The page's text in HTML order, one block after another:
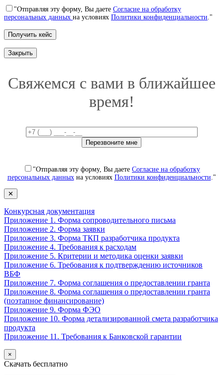
"Отправляя эту форму, Вы даете Согласие на обработку
персональных данных на условиях Политики конфиденциальности."
Закрыть
Свяжемся с вами в ближайшее
время!
"Отправляя эту форму, Вы даете Согласие на обработку
персональных данныхна условиях Политики конфиденциальности."
✕
Конкурсная документация
Приложение 1. Форма сопроводительного письма
Приложение 2. Форма заявки
Приложение 3. Форма ТКП разработчика продукта
Приложение 4. Требования к расходам
Приложение 5. Критерии и методика оценки заявки
Приложение 6. Требования к подтверждению источников
ВБФ
Приложение 7. Форма соглашения о предоставлении гранта
Приложение 8. Форма соглашения о предоставлении гранта
(поэтапное финансирование)
Приложение 9. Форма ФЭО
Приложение 10. Форма детализированной смета разработчика
продукта
Приложение 11. Требования к Банковской гарантии
×
Скачать бесплатно